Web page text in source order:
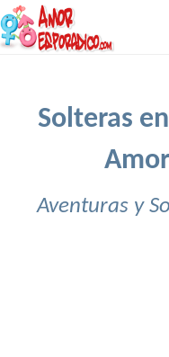
Solteras
Aventuras y